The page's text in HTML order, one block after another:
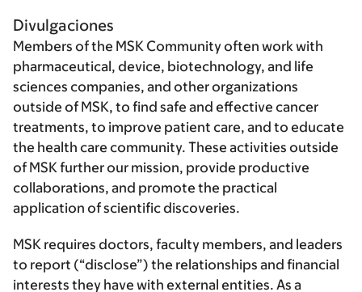
Divulgaciones
Members of the MSK Community often work with
pharmaceutical, device, biotechnology, and life
sciences companies, and other organizations
outside of MSK, to find safe and effective cancer
treatments, to improve patient care, and to educate
the health care community. These activities outside
of MSK further our mission, provide productive
collaborations, and promote the practical
application of scientific discoveries.
MSK requires doctors, faculty members, and leaders
to report (“disclose”) the relationships and financial
interests they have with external entities. As a